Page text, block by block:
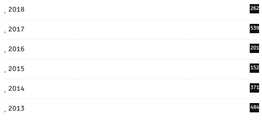
2018
262
2017
539
2016
201
2015 152
2014 371
2013 484